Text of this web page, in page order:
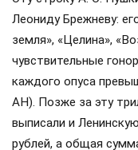
Леонид Ильич
отказавшись от
полностью
«дорогому Леониду
доверяя прислуге, и
самостоятельно.
соратники по